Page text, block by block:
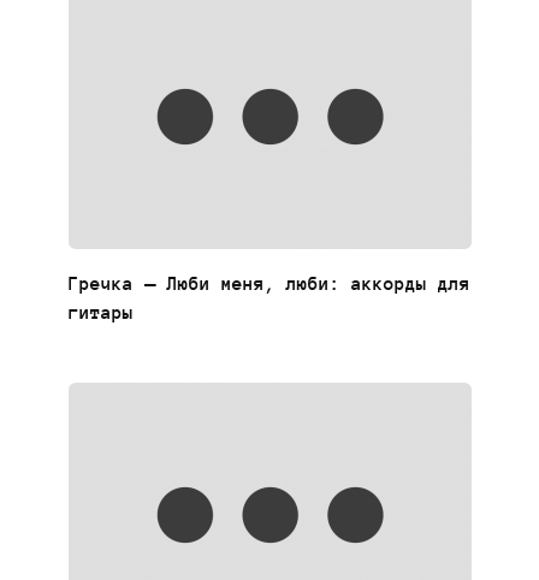
Гречка — Люби меня, люби: аккорды для
гитары